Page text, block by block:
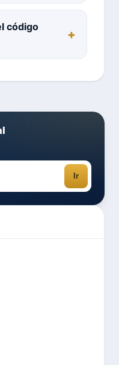
código
Ir